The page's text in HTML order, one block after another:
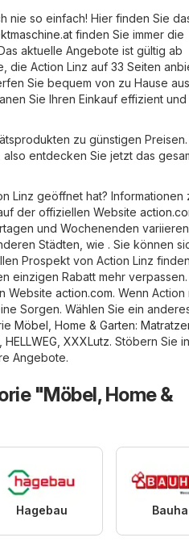
nie so einfach! Hier finden Sie
finden Sie immer die
aktuelle Angebote ist gültig ab
die Action Linz auf 33 Seiten
Sie bequem von zu Hause
Sie Ihren Einkauf effizient und
zu günstigen
entdecken Sie jetzt das
Linz geöffnet hat? Informationen
der offiziellen Website
und Wochenenden variieren
Städten, wie . Sie können
Prospekt von Action Linz
einzigen Rabatt mehr
Website action.com. Wenn Action
Sorgen. Wählen Sie ein
Möbel, Home & Garten:
HELLWEG XXXLutz. Stöbern Sie
Angebote.
"Möbel, Home &
Hagebau